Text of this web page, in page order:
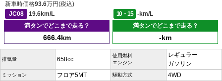
新車時価格93.6万円(税込)
JC08
19.6km/L 10・15
-km/L
満タンでどこまで走る？
666.4km
満タンでどこまで走る？
-km
排気量 658cc
使用燃料
エンジン
レギュラー
ガソリン
ミッション フロア5MT 駆動方式 4WD